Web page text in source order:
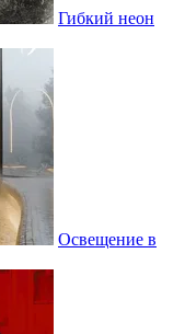
Гибкий неон
Освещение в